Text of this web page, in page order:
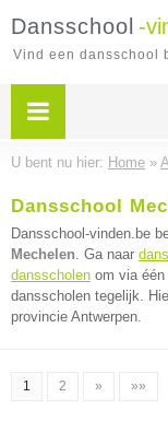
Dansschool -
Vind een dansschool
U bent nu hier: Home »
Dansschool
Dansschool-vinden.be
Mechelen. Ga naar
dansscholen om via
dansscholen tegelijk.
provincie Antwerpen.
1 2 » »»